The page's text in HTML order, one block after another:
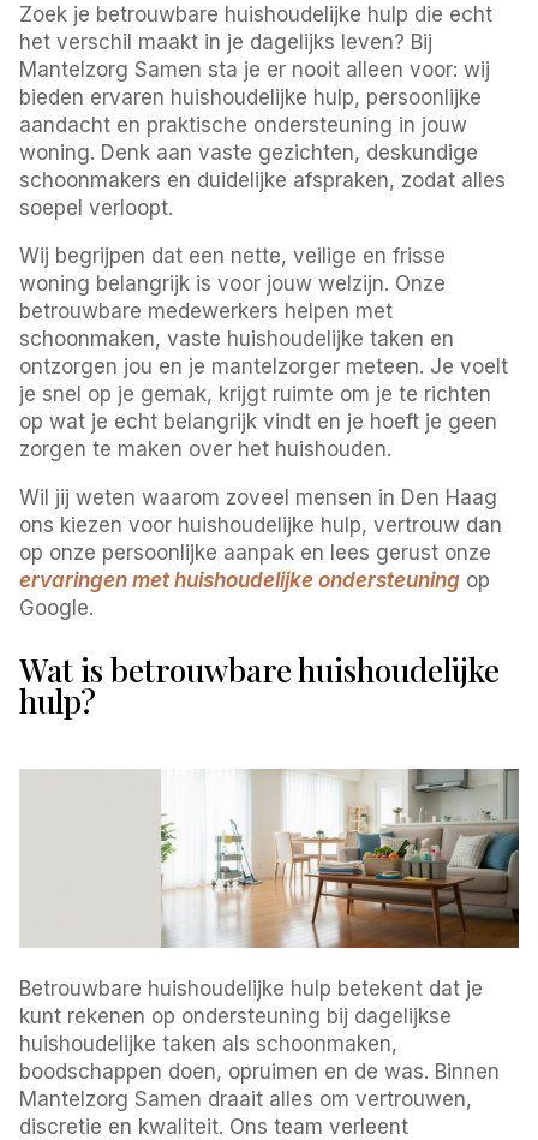
Zoek je betrouwbare huishoudelijke hulp die echt
het verschil maakt in je dagelijks leven? Bij
Mantelzorg Samen sta je er nooit alleen voor: wij
bieden ervaren huishoudelijke hulp, persoonlijke
aandacht en praktische ondersteuning in jouw
woning. Denk aan vaste gezichten, deskundige
schoonmakers en duidelijke afspraken, zodat alles
soepel verloopt.
Wij begrijpen dat een nette, veilige en frisse
woning belangrijk is voor jouw welzijn. Onze
betrouwbare medewerkers helpen met
schoonmaken, vaste huishoudelijke taken en
ontzorgen jou en je mantelzorger meteen. Je voelt
je snel op je gemak, krijgt ruimte om je te richten
op wat je echt belangrijk vindt en je hoeft je geen
zorgen te maken over het huishouden.
Wil jij weten waarom zoveel mensen in Den Haag
ons kiezen voor huishoudelijke hulp, vertrouw dan
op onze persoonlijke aanpak en lees gerust onze
ervaringen met huishoudelijke ondersteuning op
Google.
Wat is betrouwbare huishoudelijke
hulp?
Betrouwbare huishoudelijke hulp betekent dat je
kunt rekenen op ondersteuning bij dagelijkse
huishoudelijke taken als schoonmaken,
boodschappen doen, opruimen en de was. Binnen
Mantelzorg Samen draait alles om vertrouwen,
discretie en kwaliteit. Ons team verleent